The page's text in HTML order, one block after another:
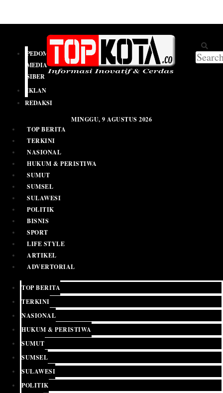
PEDOMAN
MEDIA
SIBER
IKLAN
REDAKSI
MINGGU, 9 AGUSTUS 2026
TOP BERITA
TERKINI
NASIONAL
HUKUM & PERISTIWA
SUMUT
SUMSEL
SULAWESI
POLITIK
BISNIS
SPORT
LIFE STYLE
ARTIKEL
ADVERTORIAL
TOP BERITA
TERKINI
NASIONAL
HUKUM & PERISTIWA
SUMUT
SUMSEL
SULAWESI
POLITIK